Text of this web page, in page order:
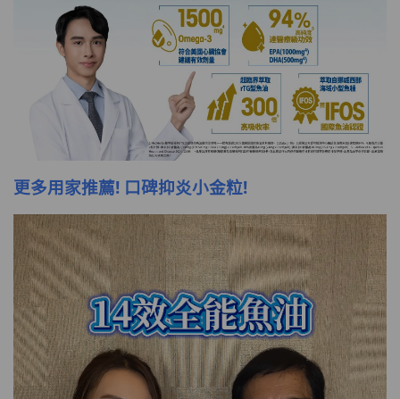
更多用家推薦! 口碑抑炎小金粒!